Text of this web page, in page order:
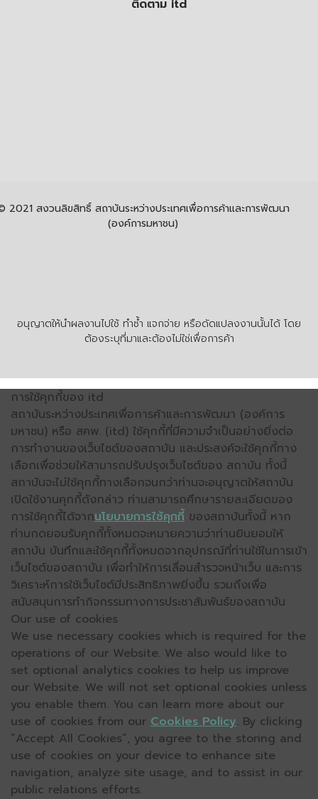
ติดตาม itd
อนุญาตให้นำผลงานไปใช้ ทำซ้ำ แจกจ่าย หรือดัดแปลงงานนั้นได้ โดย
ต้องระบุที่มาและต้องไม่ใช่เพื่อการค้า
2021 สงวนลิขสิทธิ์ สถาบันระหว่างประเทศเพื่อการค้าและการพัฒนา
(องค์การมหาชน)
การใช้คุกกี้ของ itd
สถาบันระหว่างประเทศเพื่อการค้าและการพัฒนา (องค์การ
มหาชน) หรือ สคพ. (itd) ใช้คุกกี้ที่มีความจำเป็นอย่างยิ่งต่อ
การทำงานของเว็บไซต์ของสถาบัน และประสงค์จะใช้คุกกี้ทาง
เลือกเพื่อช่วยให้สามารถปรับปรุงเว็บไซต์ของ สถาบัน ทั้งนี้
สถาบันจะไม่ใช้คุกกี้ทางเลือกจนกว่าท่านจะอนุญาตให้สถาบัน
เปิดใช้งานคุกกี้ดังกล่าว ท่านสามารถศึกษารายละเอียดของ
การใช้คุกกี้ได้จากนโยบายการใช้คุกกี้ ของสถาบันทั้งนี้ หาก
ท่านกดยอมรับคุกกี้ทั้งหมดจะหมายความว่าท่านยินยอมให้
สถาบัน บันทึกและใช้คุกกี้ทั้งหมดจากอุปกรณ์ที่ท่านใช้ในการเข้า
เว็บไซต์ของสถาบัน เพื่อทำให้การเลื่อนสำรวจหน้าเว็บ และการ
วิเคราะห์การใช้เว็บไซต์มีประสิทธิภาพยิ่งขึ้น รวมถึงเพื่อ
สนับสนุนการทำกิจกรรมทางการประชาสัมพันธ์ของสถาบัน
Our use of cookies
We use necessary cookies which is required for the
operations of our Website. We also would like to
set optional analytics cookies to help us improve
our Website. We will not set optional cookies unless
you enable them. You can learn more about our
use of cookies from our Cookies Policy. By clicking
“Accept All Cookies”, you agree to the storing and
use of cookies on your device to enhance site
navigation, analyze site usage, and to assist in our
public relations efforts.